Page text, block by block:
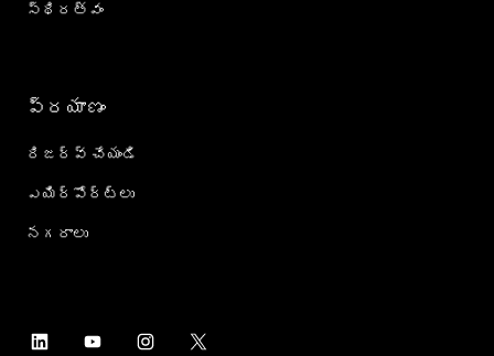
స్థిరత్వం
ప్రయాణం
రిజర్వ్ చేయండి
ఎయిర్؜పోర్ట్؜లు
నగరాలు